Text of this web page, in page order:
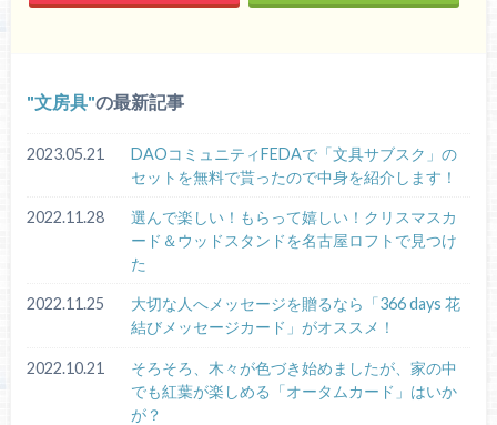
文房具 の最新記事
2023.05.21
DAOコミュニティFEDAで「文具サブスク」の
セットを無料で貰ったので中身を紹介します！
2022.11.28
選んで楽しい！もらって嬉しい！クリスマスカ
ード＆ウッドスタンドを名古屋ロフトで見つけ
た
2022.11.25
大切な人へメッセージを贈るなら「366 days 花
結びメッセージカード」がオススメ！
2022.10.21
そろそろ、木々が色づき始めましたが、家の中
でも紅葉が楽しめる「オータムカード」はいか
が？